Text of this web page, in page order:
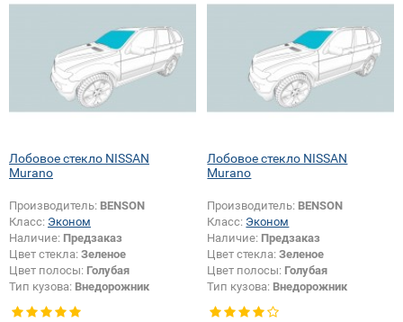
Лобовое стекло NISSAN
Murano
Производитель: BENSON
Класс: Эконом
Наличие: Предзаказ
Цвет стекла: Зеленое
Цвет полосы: Голубая
Тип кузова: Внедорожник
Лобовое стекло NISSAN
Murano
Производитель: BENSON
Класс: Эконом
Наличие: Предзаказ
Цвет стекла:Зеленое
Цвет полосы: Голубая
Тип кузова: Внедорожник